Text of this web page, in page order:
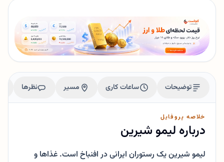
توضیحات ساعات کاری مسیر نظرها
خلاصه پروفایل
درباره لیمو شیرین
لیمو شیرین یک رستوران ایرانی در افنباخ است. غذاها و